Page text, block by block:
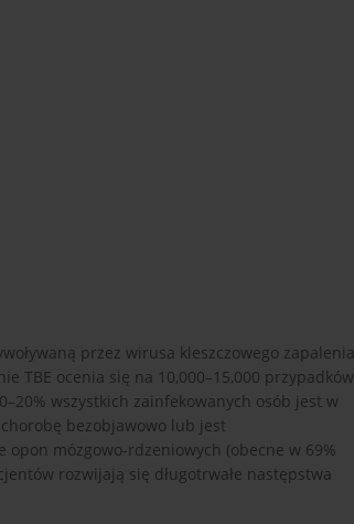
przez wirusa kleszczowego zapalenia
TBE ocenia się na 10,000–15,000 przypadków
wszystkich zainfekowanych osób jest w
bezobjawowo lub jest
mózgowo-rdzeniowych (obecne w 69%
rozwijają się długotrwałe następstwa